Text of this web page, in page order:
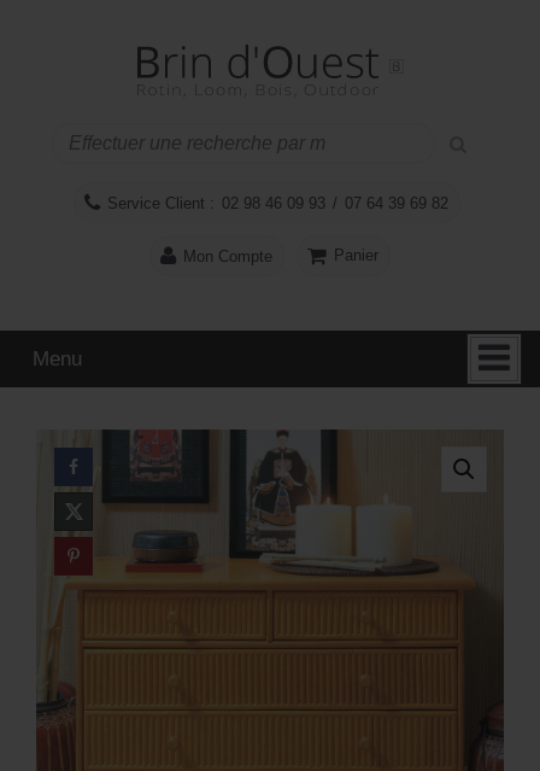
Service Client : 02 98 46 09 93 / 07 64 39 69 82
Mon Compte Panier
Menu